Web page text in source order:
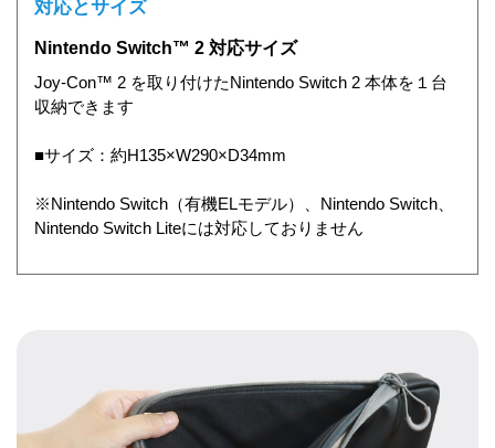
対応とサイズ
Nintendo Switch™ 2 対応サイズ
Joy-Con™ 2 を取り付けたNintendo Switch 2 本体を１台
収納できます
■サイズ：約H135×W290×D34mm
※Nintendo Switch（有機ELモデル）、Nintendo Switch、
Nintendo Switch Liteには対応しておりません